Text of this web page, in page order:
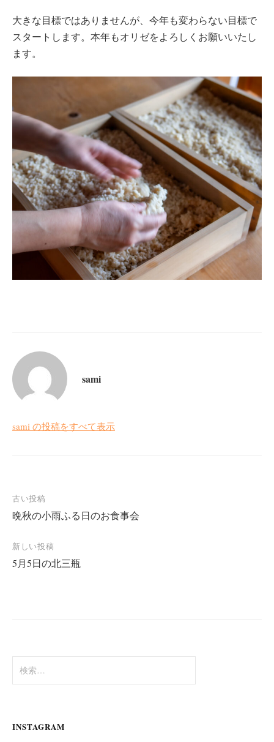
大きな目標ではありませんが、今年も変わらない目標で
スタートします。本年もオリゼをよろしくお願いいたし
ます。
sami
sami の投稿をすべて表示
投
稿
ナ
ビ
ゲ
古い投稿
晩秋の小雨ふる日のお食事会
新しい投稿
5月5日の北三瓶
索:
INSTAGRAM